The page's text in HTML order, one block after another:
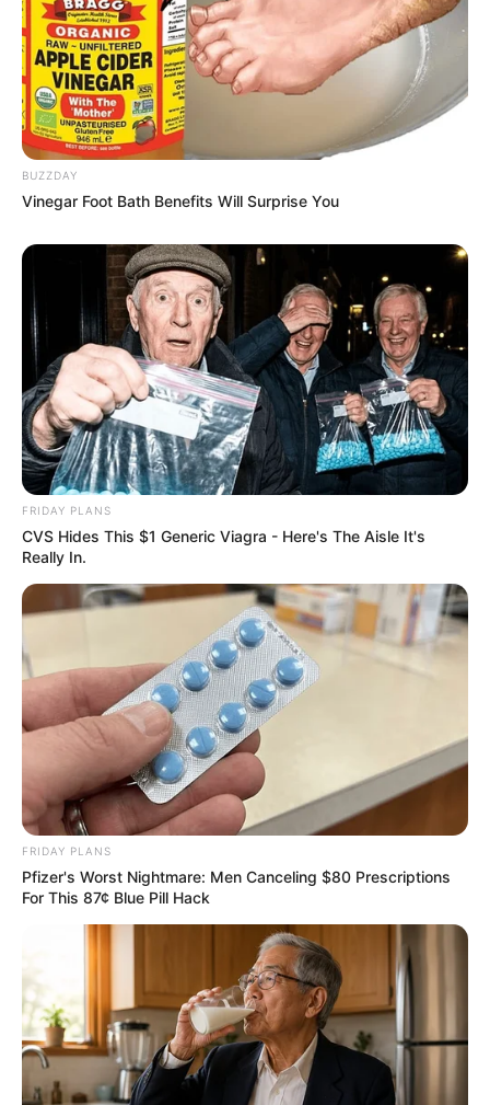
BUZZDAY
Vinegar Foot Bath Benefits Will Surprise You
FRIDAY PLANS
CVS Hides This $1 Generic Viagra - Here's The Aisle It's
Really In.
FRIDAY PLANS
Pfizer's Worst Nightmare: Men Canceling $80 Prescriptions
For This 87¢ Blue Pill Hack